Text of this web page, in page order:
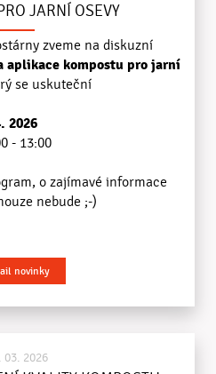
JARNÍ OSEVY
zveme na diskuzní
aplikace kompostu pro jarní
se uskuteční
2026
- 13:00
o zajímavé informace
nebude ;-)
novinky
03. 2026